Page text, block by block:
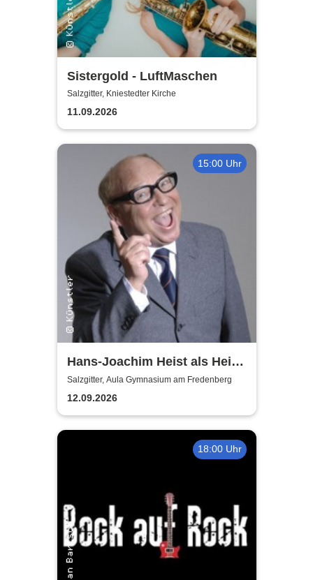
Sistergold - LuftMaschen
Salzgitter, Kniestedter Kirche
11.09.2026
15:00 Uhr
Hans-Joachim Heist als Heinz
Erhard - Noch'n Gedicht
Salzgitter, Aula Gymnasium am Fredenberg
12.09.2026
18:00 Uhr